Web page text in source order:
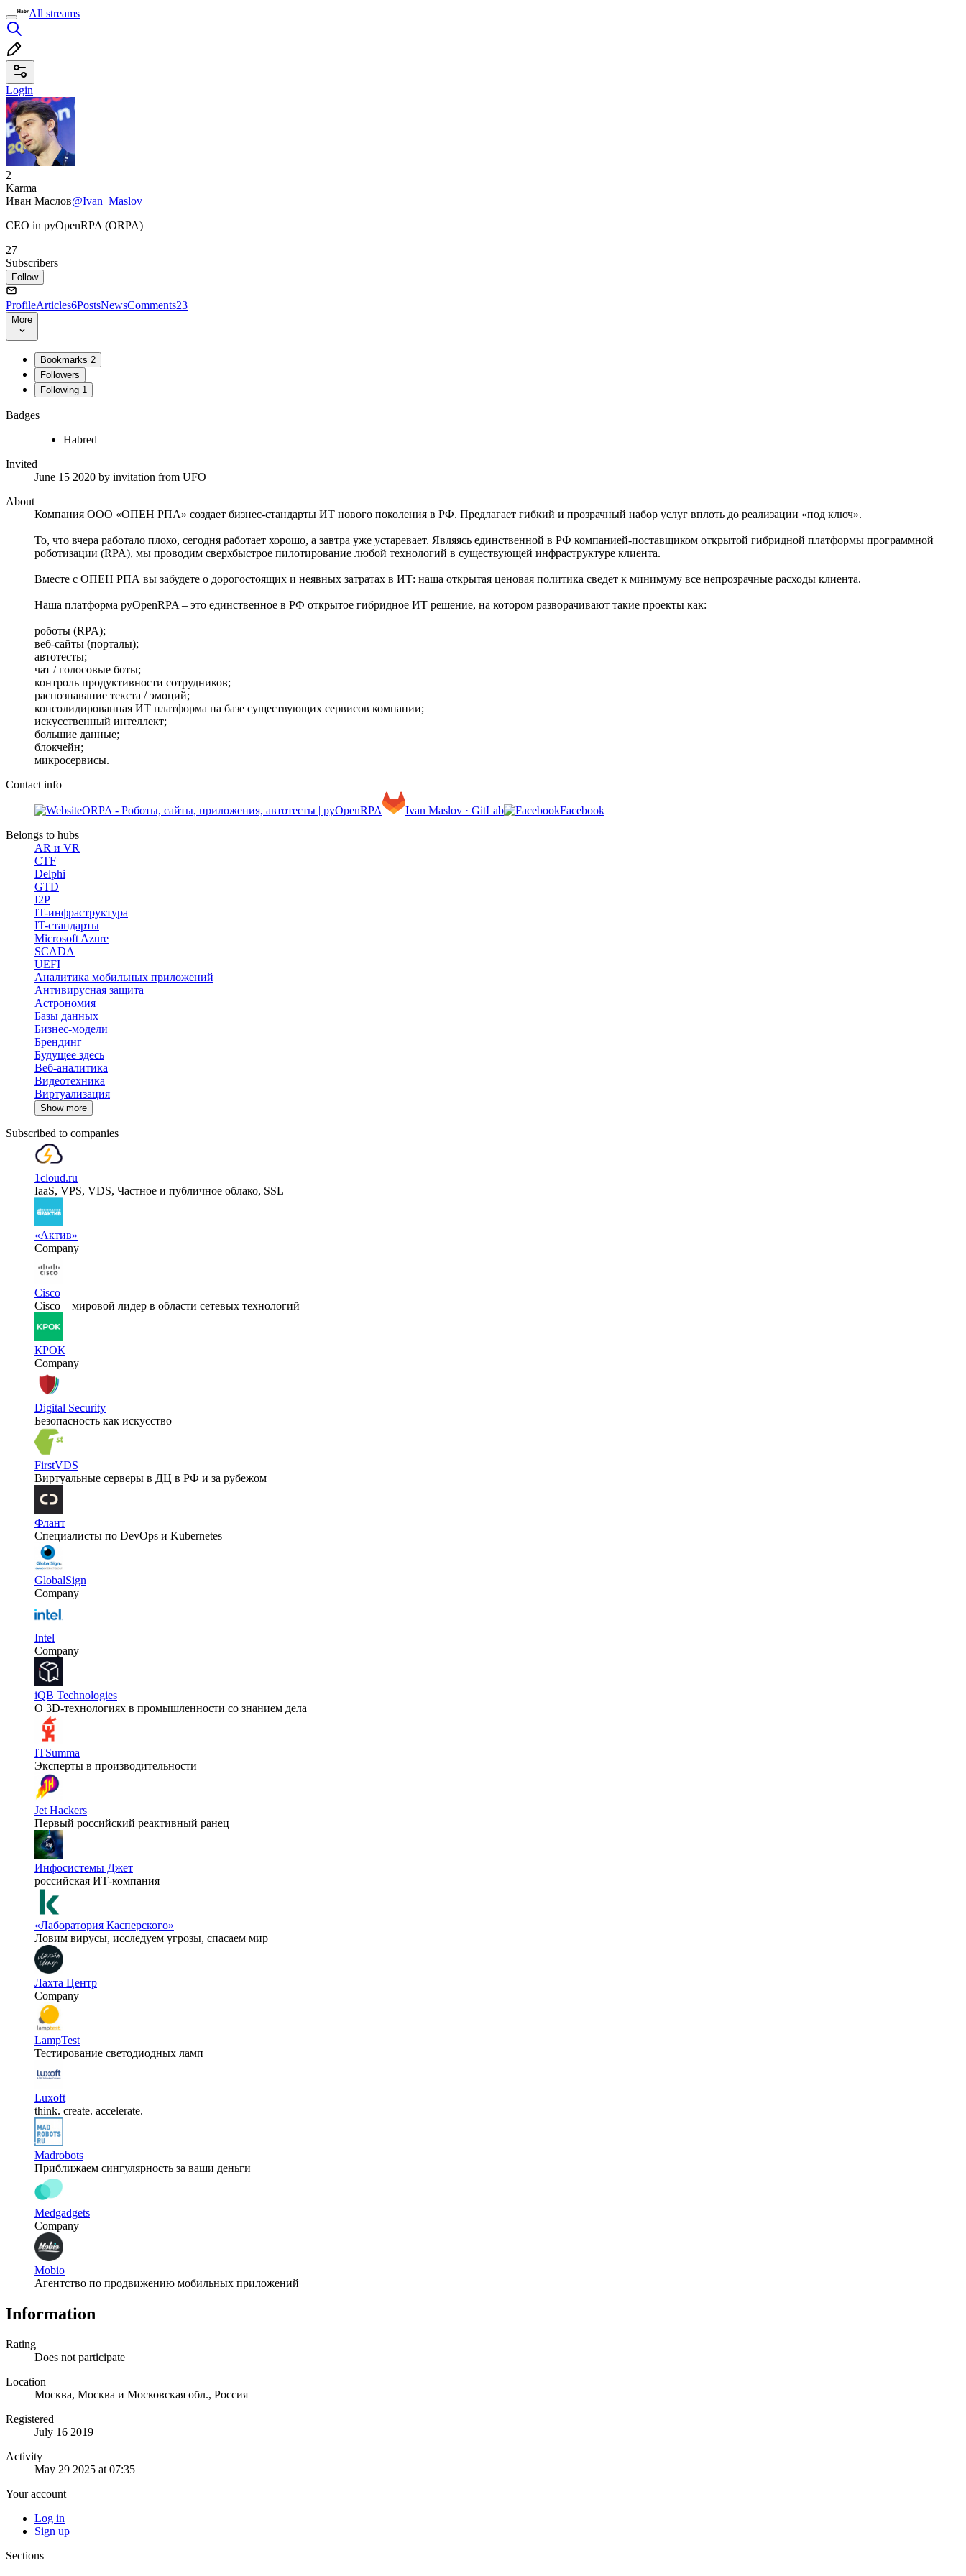
All streams
Login
2
Karma
Иван Маслов@Ivan_Maslov
CEO in pyOpenRPA (ORPA)
27
Subscribers
Follow
ProfileArticles6PostsNewsComments23
More
Bookmarks 2
Followers
Following 1
Badges
Habred
Invited
June 15 2020 by invitation from UFO
About
Компания ООО «ОПЕН РПА» создает бизнес-стандарты ИТ нового поколения в РФ. Предлагает гибкий и прозрачный набор услуг вплоть до реализации «под ключ».
То, что вчера работало плохо, сегодня работает хорошо, а завтра уже устаревает. Являясь единственной в РФ компанией-поставщиком открытой гибридной платформы программной
роботизации (RPA), мы проводим сверхбыстрое пилотирование любой технологий в существующей инфраструктуре клиента.
Вместе с ОПЕН РПА вы забудете о дорогостоящих и неявных затратах в ИТ: наша открытая ценовая политика сведет к минимуму все непрозрачные расходы клиента.
Наша платформа pyOpenRPA – это единственное в РФ открытое гибридное ИТ решение, на котором разворачивают такие проекты как:
роботы (RPA);
веб-сайты (порталы);
автотесты;
чат / голосовые боты;
контроль продуктивности сотрудников;
распознавание текста / эмоций;
консолидированная ИТ платформа на базе существующих сервисов компании;
искусственный интеллект;
большие данные;
блокчейн;
микросервисы.
Contact info
ORPA - Роботы, сайты, приложения, автотесты | pyOpenRPA Ivan Maslov · GitLab
Facebook
Belongs to hubs
AR и VR
CTF
Delphi
GTD
I2P
IT-инфраструктура
IT-стандарты
Microsoft Azure
SCADA
UEFI
Аналитика мобильных приложений
Антивирусная защита
Астрономия
Базы данных
Бизнес-модели
Брендинг
Будущее здесь
Веб-аналитика
Видеотехника
Виртуализация
Show more
Subscribed to companies
1cloud.ru
IaaS, VPS, VDS, Частное и публичное облако, SSL
«Актив»
Company
Cisco
Cisco – мировой лидер в области сетевых технологий
КРОК
Company
Digital Security
Безопасность как искусство
FirstVDS
Виртуальные серверы в ДЦ в РФ и за рубежом
Флант
Специалисты по DevOps и Kubernetes
GlobalSign
Company
Intel
Company
iQB Technologies
О 3D-технологиях в промышленности со знанием дела
ITSumma
Эксперты в производительности
Jet Hackers
Первый российский реактивный ранец
Инфосистемы Джет
российская ИТ-компания
«Лаборатория Касперского»
Ловим вирусы, исследуем угрозы, спасаем мир
Лахта Центр
Company
LampTest
Тестирование светодиодных ламп
Luxoft
think. create. accelerate.
Madrobots
Приближаем сингулярность за ваши деньги
Medgadgets
Company
Mobio
Агентство по продвижению мобильных приложений
Information
Rating
Does not participate
Location
Москва, Москва и Московская обл., Россия
Registered
July 16 2019
Activity
May 29 2025 at 07:35
Your account
Log in
Sign up
Sections